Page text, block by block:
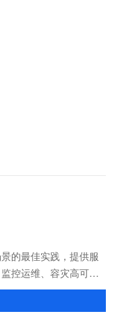
的最佳实践，提供服
控运维、容灾高可用
等微服务运行环